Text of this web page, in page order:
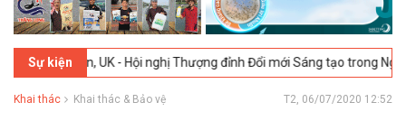
Sự kiện
UK - Hội nghị Thượng đỉnh Đổi mới Sáng tạo trong Ngành Thực
Khai thác Khai thác & Bảo vệ T2, 06/07/2020 12:52